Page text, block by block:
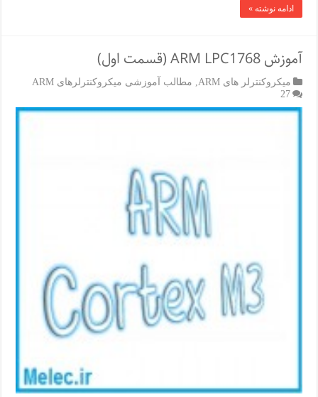
ادامه نوشته »
آموزش ARM LPC1768 (قسمت اول)
میکروکنترلر های ARM
مطالب آموزشی میکروکنترلرهای ARM
27